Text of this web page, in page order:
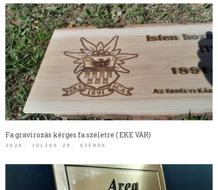
Fa gravírozás kérges fa szeletre ( EKE VÁR)
2026. JÚLIUS 29. SZERDA